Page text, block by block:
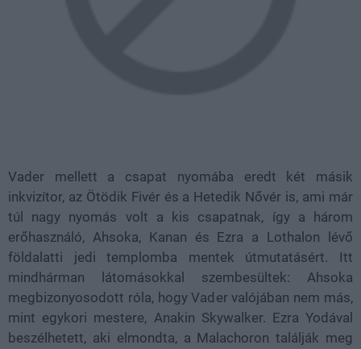
Vader mellett a csapat nyomába eredt két másik
inkvizítor, az Ötödik Fivér és a Hetedik Nővér is, ami már
túl nagy nyomás volt a kis csapatnak, így a három
erőhasználó, Ahsoka, Kanan és Ezra a Lothalon lévő
földalatti jedi templomba mentek útmutatásért. Itt
mindhárman látomásokkal szembesültek: Ahsoka
megbizonyosodott róla, hogy Vader valójában nem más,
mint egykori mestere, Anakin Skywalker. Ezra Yodával
beszélhetett, aki elmondta, a Malachoron találják meg